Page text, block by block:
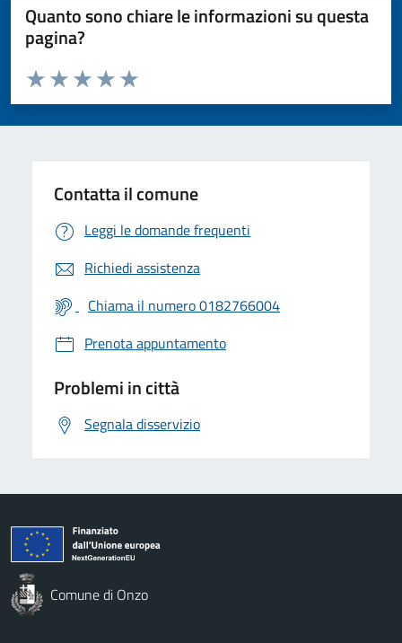
Quanto sono chiare le informazioni su questa
pagina?
Valuta da 1 a 5 stelle la pagina
Valuta 5 stelle su 5
Valuta 4 stelle su 5
Valuta 3 stelle su 5
Valuta 2 stelle su 5
Valuta 1 stelle su 5
Contatta il comune
Leggi le domande frequenti
Richiedi assistenza
Chiama il numero 0182766004
Prenota appuntamento
Problemi in città
Segnala disservizio
Comune di Onzo